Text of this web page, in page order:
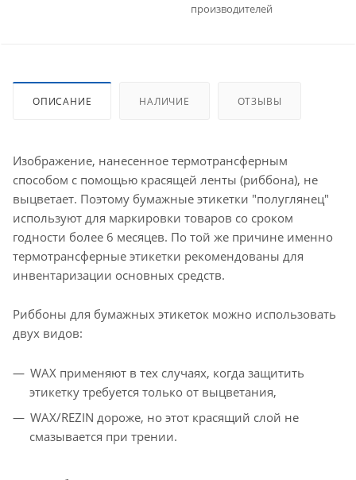
производителей
ОПИСАНИЕ НАЛИЧИЕ ОТЗЫВЫ
Изображение, нанесенное термотрансферным
способом с помощью красящей ленты (риббона), не
выцветает. Поэтому бумажные этикетки "полуглянец"
используют для маркировки товаров со сроком
годности более 6 месяцев. По той же причине именно
термотрансферные этикетки рекомендованы для
инвентаризации основных средств.
Риббоны для бумажных этикеток можно использовать
двух видов:
WAX применяют в тех случаях, когда защитить
этикетку требуется только от выцветания,
WAX/REZIN дороже, но этот красящий слой не
смазывается при трении.